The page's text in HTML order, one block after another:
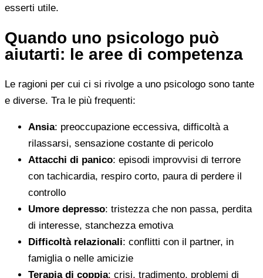
esserti utile.
Quando uno psicologo può
aiutarti: le aree di competenza
Le ragioni per cui ci si rivolge a uno psicologo sono tante
e diverse. Tra le più frequenti:
Ansia: preoccupazione eccessiva, difficoltà a
rilassarsi, sensazione costante di pericolo
Attacchi di panico: episodi improvvisi di terrore
con tachicardia, respiro corto, paura di perdere il
controllo
Umore depresso: tristezza che non passa, perdita
di interesse, stanchezza emotiva
Difficoltà relazionali: conflitti con il partner, in
famiglia o nelle amicizie
Terapia di coppia: crisi, tradimento, problemi di